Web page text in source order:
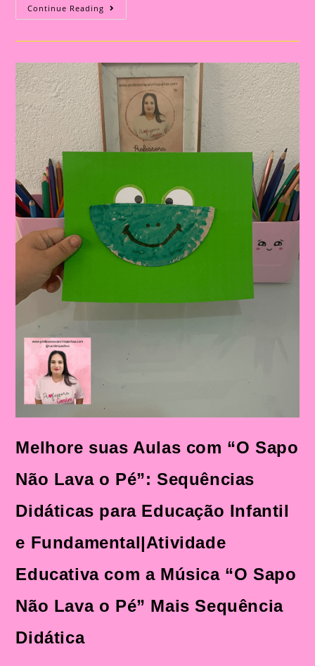
Continue Reading Atividades
Educativas
“O
Lava
Pé”:
Guia
Completo
Para
Professor|Atividade
Educativa
Com
Sapo
Não
Lava
O
Pé”
Mais
Sequência
Didáticaes
Melhore suas Aulas com “O Sapo
Não Lava o Pé”: Sequências
Didáticas para Educação Infantil
e Fundamental|Atividade
Educativa com a Música “O Sapo
Não Lava o Pé” Mais Sequência
Didática